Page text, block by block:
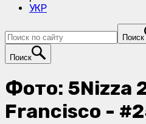
УКР
Поиск
Поиск
Фото: 5Nizza
Francisco -